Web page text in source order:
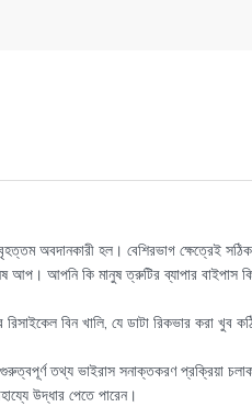
অবদানকারী হল। বেশিরভাগ ক্ষেত্রেই
আপ। আপনি কি মানুষ ত্রুটির ব্যাপার বাইপাস
বিন খালি, যে ডাটা রিকভার করা খুব
তথ্য ভাইরাস সনাক্তকরণ প্রক্রিয়া
উদ্ধার পেতে পারেন।